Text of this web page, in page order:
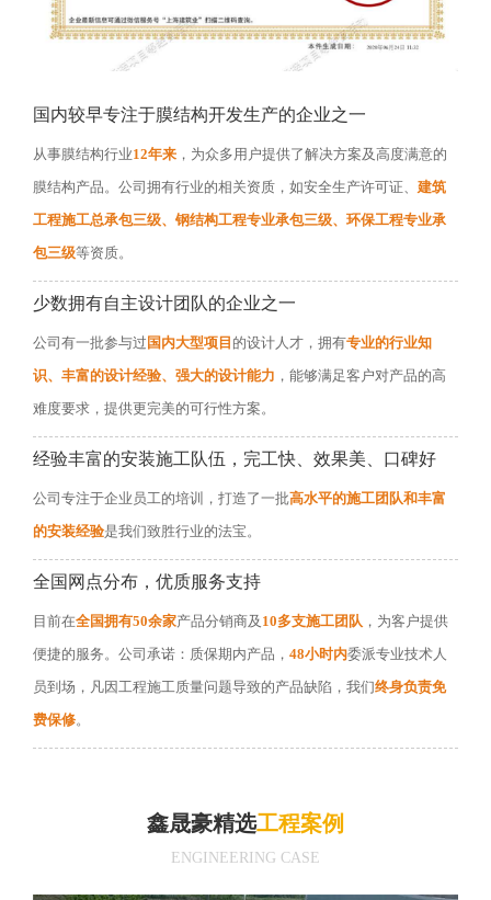
国内较早专注于膜结构开发生产的企业之一
从事膜结构行业12年来 ，为众多用户提供了解决方案及高度满意的
膜结构产品。公司拥有行业的相关资质，如安全生产许可证、 建筑
工程施工总承包三级、钢结构工程专业承包三级、环保工程专业承
包三级等资质。
少数拥有自主设计团队的企业之一
公司有一批参与过 国内大型项目 的设计人才，拥有专业的行业知
识、丰富的设计经验、强大的设计能力 ，能够满足客户对产品的高
难度要求，提供更完美的可行性方案。
经验丰富的安装施工队伍，完工快、效果美、口碑好
公司专注于企业员工的培训，打造了一批高水平的施工团队和丰富
的安装经验是我们致胜行业的法宝。
全国网点分布，优质服务支持
目前在全国拥有50余家产品分销商及 10多支施工团队 ，为客户提供
便捷的服务。公司承诺：质保期内产品， 48小时内委派专业技术人
员到场，凡因工程施工质量问题导致的产品缺陷，我们终身负责免
费保修。
鑫晟豪精选工程案例
ENGINEERING CASE